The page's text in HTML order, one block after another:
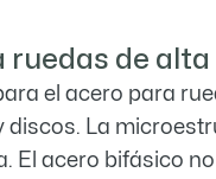
ruedas de
el acero para
La
El acero bifásico